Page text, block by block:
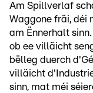
Am Spillverlaf
Waggone fräi, déi
am Ënnerhalt
ob ee villäicht
bëlleg duerch
villäicht
sinn, mat méi